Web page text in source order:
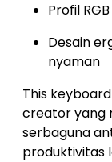
Profil
Desain
nyaman
This
creator yang
serbaguna
produktivitas